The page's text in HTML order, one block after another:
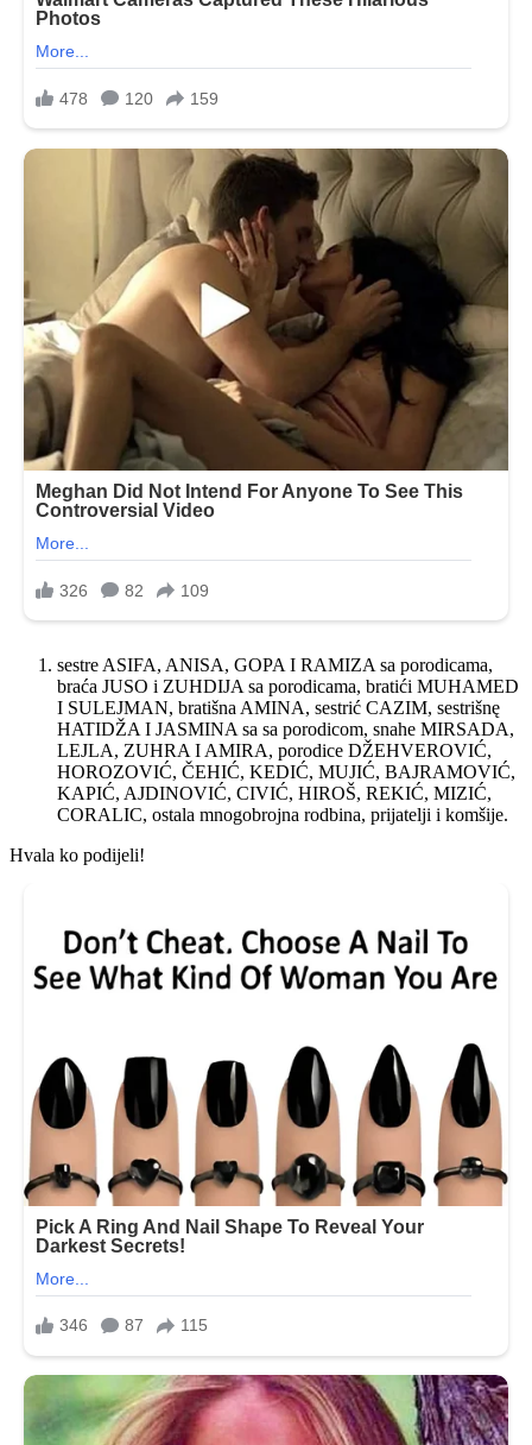
sestre ASIFA, ANISA, GOPA I RAMIZA sa porodicama,
braća JUSO i ZUHDIJA sa porodicama, bratići MUHAMED
I SULEJMAN, bratišna AMINA, sestrić CAZIM, sestrišnę
HATIDŽA I JASMINA sa sa porodicom, snahe MIRSADA,
LEJLA, ZUHRA I AMIRA, porodice DŽEHVEROVIĆ,
HOROZOVIĆ, ČEHIĆ, KEDIĆ, MUJIĆ, BAJRAMOVIĆ,
KAPIĆ, AJDINOVIĆ, CIVIĆ, HIROŠ, REKIĆ, MIZIĆ,
CORALIC, ostala mnogobrojna rodbina, prijatelji i komšije.
Hvala ko podijeli!